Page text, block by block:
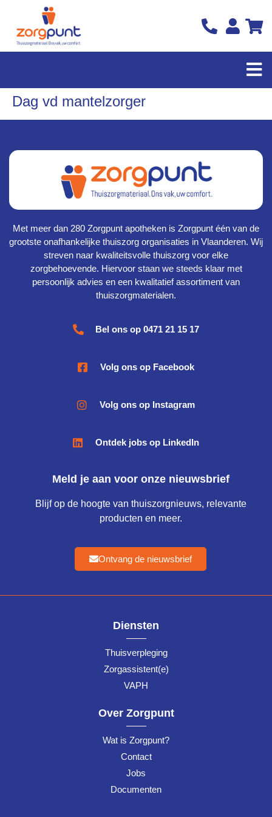
Dag vd mantelzorger
Met meer dan 280 Zorgpunt apotheken is Zorgpunt één van de
grootste onafhankelijke thuiszorg organisaties in Vlaanderen. Wij
streven naar kwaliteitsvolle thuiszorg voor elke
zorgbehoevende. Hiervoor staan we steeds klaar met
persoonlijk advies en een kwalitatief assortiment van
thuiszorgmaterialen.
Bel ons op 0471 21 15 17
Volg ons op Facebook
Volg ons op Instagram
Ontdek jobs op LinkedIn
Meld je aan voor onze nieuwsbrief
Blijf op de hoogte van thuiszorgnieuws, relevante
producten en meer.
Ontvang de nieuwsbrief
Diensten
Thuisverpleging
Zorgassistent(e)
VAPH
Over Zorgpunt
Wat is Zorgpunt?
Contact
Jobs
Documenten